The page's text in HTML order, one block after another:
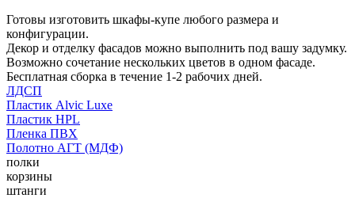
Готовы изготовить шкафы-купе любого размера и
конфигурации.
Декор и отделку фасадов можно выполнить под вашу задумку.
Возможно сочетание нескольких цветов в одном фасаде.
Бесплатная сборка в течение 1-2 рабочих дней.
ЛДСП
Пластик Alvic Luxe
Пластик HPL
Пленка ПВХ
Полотно АГТ (МДФ)
полки
корзины
штанги